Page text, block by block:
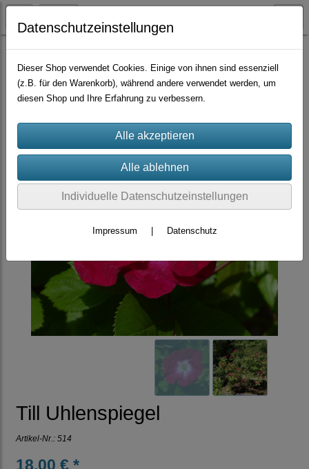
Container-Rosen Wildrosen-Hybride
Till Uhlenspiegel
Artikel-Nr.: 514
18,00 € *
Datenschutzeinstellungen
Dieser Shop verwendet Cookies. Einige von ihnen sind essenziell
(z.B. für den Warenkorb), während andere verwendet werden, um
diesen Shop und Ihre Erfahrung zu verbessern.
Individuelle Datenschutzeinstellungen
Impressum Datenschutz